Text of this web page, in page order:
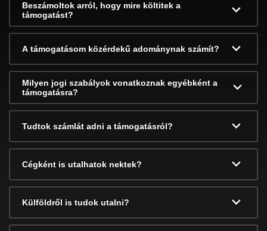
Beszámoltok arról, hogy mire költitek a
támogatást?
A támogatásom közérdekű adománynak számít?
Milyen jogi szabályok vonatkoznak egyébként a
támogatásra?
Tudtok számlát adni a támogatásról?
Cégként is utalhatok nektek?
Külföldről is tudok utalni?